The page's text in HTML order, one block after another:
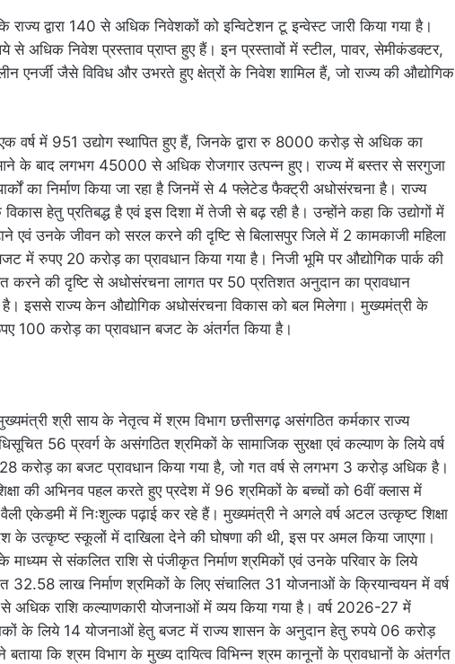
राज्य द्वारा 140 से अधिक निवेशकों को इन्विटेशन टू इन्वेस्ट जारी किया गया है।
अधिक निवेश प्रस्ताव प्राप्त हुए हैं। इन प्रस्तावों में स्टील, पावर, सेमीकंडक्टर,
एनर्जी जैसे विविध और उभरते हुए क्षेत्रों के निवेश शामिल हैं, जो राज्य की औद्योगिक
वर्ष में 951 उद्योग स्थापित हुए हैं, जिनके द्वारा रु 8000 करोड़ से अधिक का
आने के बाद लगभग 45000 से अधिक रोजगार उत्पन्न हुए। राज्य में बस्तर से सरगुजा
का निर्माण किया जा रहा है जिनमें से 4 फ्लेटेड फैक्ट्री अधोसंरचना है। राज्य
हेतु प्रतिबद्ध है एवं इस दिशा में तेजी से बढ़ रही है। उन्होंने कहा कि उद्योगों में
एवं उनके जीवन को सरल करने की दृष्टि से बिलासपुर जिले में 2 कामकाजी महिला
में रुपए 20 करोड़ का प्रावधान किया गया है। निजी भूमि पर औद्योगिक पार्क की
करने की दृष्टि से अधोसंरचना लागत पर 50 प्रतिशत अनुदान का प्रावधान
है। इससे राज्य केन औद्योगिक अधोसंरचना विकास को बल मिलेगा। मुख्यमंत्री के
100 करोड़ का प्रावधान बजट के अंतर्गत किया है।
श्री साय के नेतृत्व में श्रम विभाग छत्तीसगढ़ असंगठित कर्मकार राज्य
56 प्रवर्ग के असंगठित श्रमिकों के सामाजिक सुरक्षा एवं कल्याण के लिये वर्ष
का बजट प्रावधान किया गया है, जो गत वर्ष से लगभग 3 करोड़ अधिक है।
की अभिनव पहल करते हुए प्रदेश में 96 श्रमिकों के बच्चों को 6वीं क्लास में
एकेडमी में निःशुल्क पढ़ाई कर रहे हैं। मुख्यमंत्री ने अगले वर्ष अटल उत्कृष्ट शिक्षा
के उत्कृष्ट स्कूलों में दाखिला देने की घोषणा की थी, इस पर अमल किया जाएगा।
के माध्यम से संकलित राशि से पंजीकृत निर्माण श्रमिकों एवं उनके परिवार के लिये
32.58 लाख निर्माण श्रमिकों के लिए संचालित 31 योजनाओं के क्रियान्वयन में वर्ष
राशि कल्याणकारी योजनाओं में व्यय किया गया है। वर्ष 2026-27 में
के लिये 14 योजनाओं हेतु बजट में राज्य शासन के अनुदान हेतु रुपये 06 करोड़
बताया कि श्रम विभाग के मुख्य दायित्व विभिन्न श्रम कानूनों के प्रावधानों के अंतर्गत